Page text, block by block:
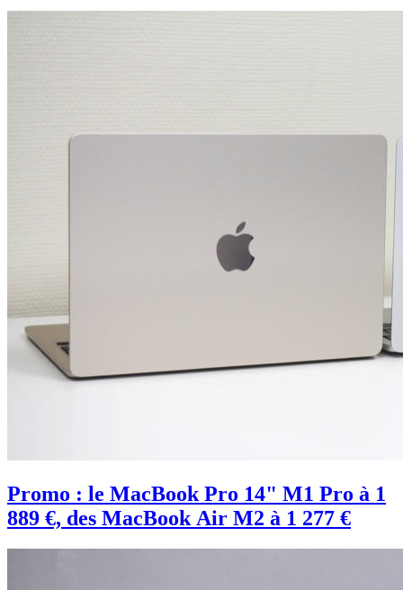
Promo : le MacBook Pro 14" M1 Pro à 1
889 €, des MacBook Air M2 à 1 277 €